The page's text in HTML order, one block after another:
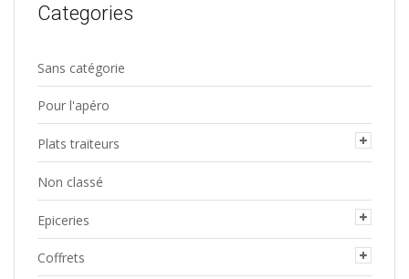
Categories
Sans catégorie
Pour l'apéro
Plats traiteurs
Non classé
Epiceries
Coffrets